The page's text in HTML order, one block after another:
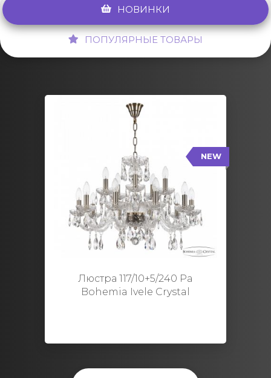
НОВИНКИ
ПОПУЛЯРНЫЕ ТОВАРЫ
NEW
Люстра 117/10+5/240 Pa
Bohemia Ivele Crystal
117/10+5/240 Pa
Тип: Стеклянный рожок
Цвет арматуры: Патина/
Кол-во ламп: 15
Диаметр: 70 см